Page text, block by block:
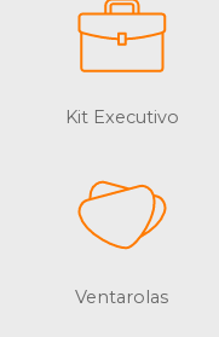
Kit Executivo
Ventarolas